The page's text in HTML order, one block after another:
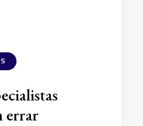
errar